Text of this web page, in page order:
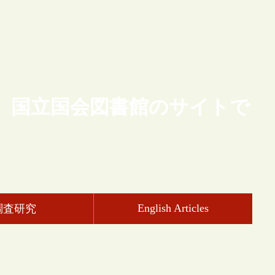
国立国会図書館のサイトで
査研究 English Articles